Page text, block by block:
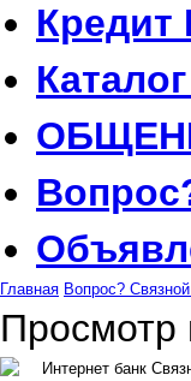
Кредит
Каталог
Главная Вопрос?
Просмотр
Интернет банк